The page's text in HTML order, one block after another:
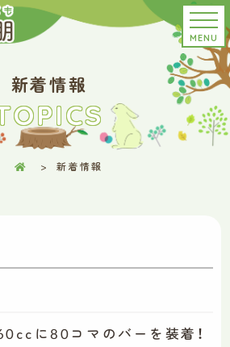
MENU
新着情報
新着情報
に80コマのバーを装着！